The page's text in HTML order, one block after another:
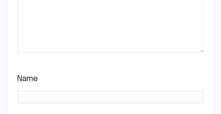
Name